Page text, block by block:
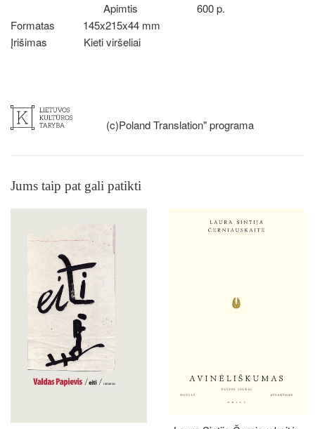
Apimtis 600 p.
Formatas 145x215x44 mm
Įrišimas Kieti viršeliai
(c)Poland Translation" programa
Jums taip pat gali patikti